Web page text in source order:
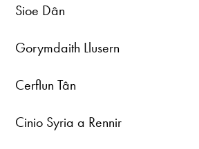
Sioe Dân
Gorymdaith Llusern
Cerflun Tân
Cinio Syria a Rennir